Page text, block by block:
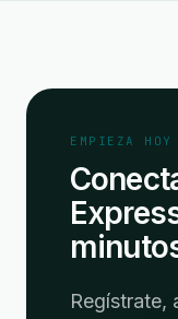
EMPIEZA HOY
Regístrate,